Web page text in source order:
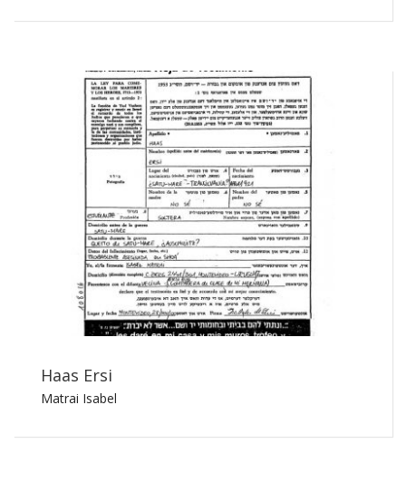
Haas Ersi
Matrai Isabel